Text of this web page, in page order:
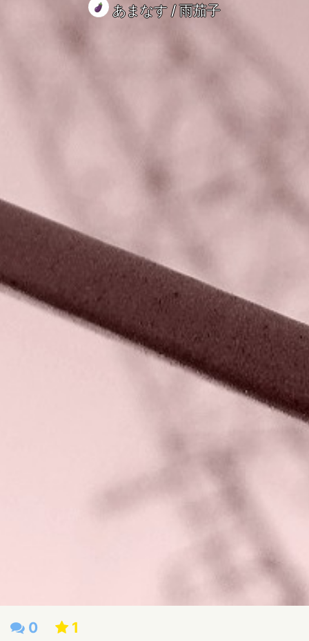
あまなす / 雨茄子
0 1